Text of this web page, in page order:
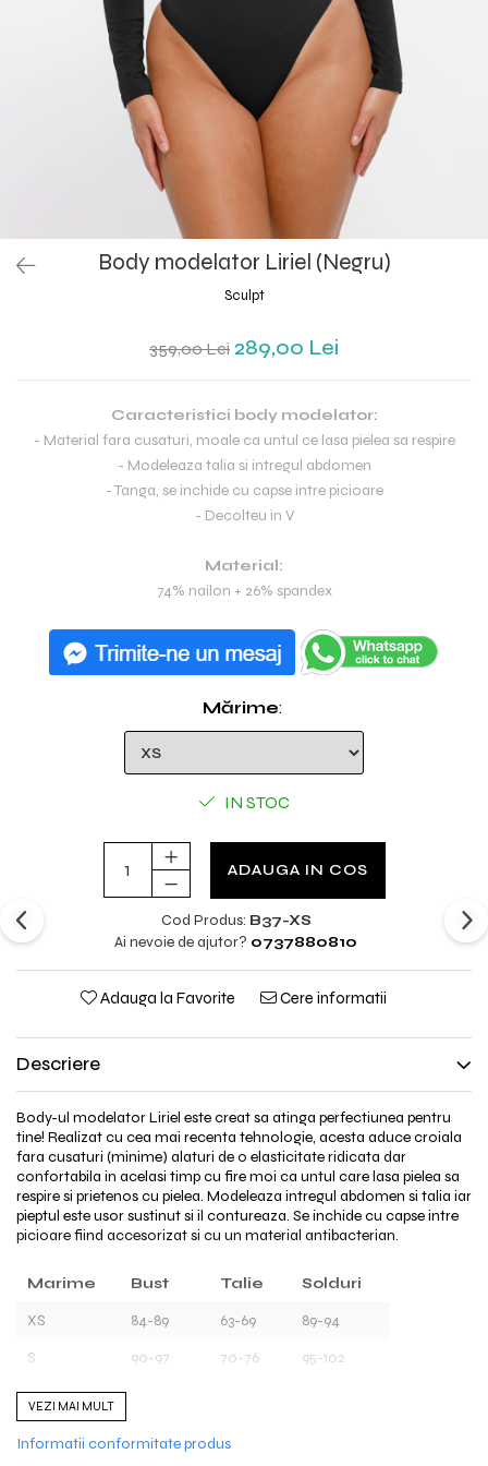
Body modelator Liriel (Negru)
Sculpt
359,00 Lei 289,00 Lei
Caracteristici body modelator:
- Material fara cusaturi, moale ca untul ce lasa pielea sa respire
- Modeleaza talia si intregul abdomen
- Tanga, se inchide cu capse intre picioare
- Decolteu in V
Material:
74% nailon + 26% spandex
Mărime:
IN STOC
ADAUGA IN COS
Cod Produs: B37-XS
Ai nevoie de ajutor? 0737880810
Adauga la Favorite Cere informatii
Descriere
Body-ul modelator Liriel este creat sa atinga perfectiunea pentru
tine! Realizat cu cea mai recenta tehnologie, acesta aduce croiala
fara cusaturi (minime) alaturi de o elasticitate ridicata dar
confortabila in acelasi timp cu fire moi ca untul care lasa pielea sa
respire si prietenos cu pielea. Modeleaza intregul abdomen si talia iar
pieptul este usor sustinut si il contureaza. Se inchide cu capse intre
picioare fiind accesorizat si cu un material antibacterian.
Marime Bust Talie
Solduri
XS
84-89 63-69
89-94
S
90-97 70-76
95-102
M
VEZI MAI MULT
Informatii conformitate produs